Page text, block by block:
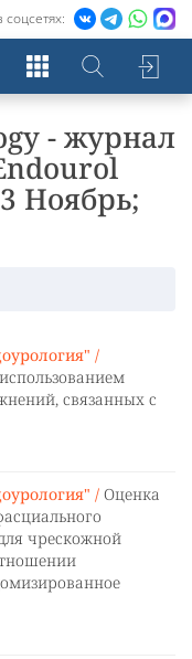
- журнал
Ноябрь;
/
связанных с
/ Оценка
чрескожной